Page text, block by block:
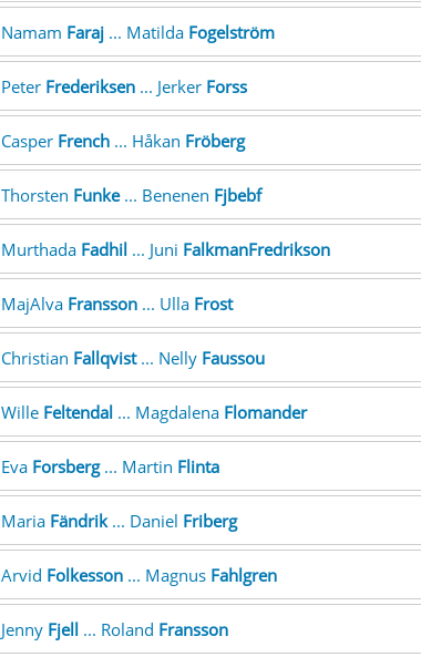
Namam Faraj... Matilda Fogelström
Peter Frederiksen... Jerker Forss
Casper French... Håkan Fröberg
Thorsten Funke... Benenen Fjbebf
Murthada Fadhil ... Juni FalkmanFredrikson
MajAlva Fransson... Ulla Frost
Christian Fallqvist... Nelly Faussou
Wille Feltendal ... Magdalena Flomander
Eva Forsberg... Martin Flinta
Maria Fändrik... Daniel Friberg
Arvid Folkesson... Magnus Fahlgren
Jenny Fjell ... Roland Fransson